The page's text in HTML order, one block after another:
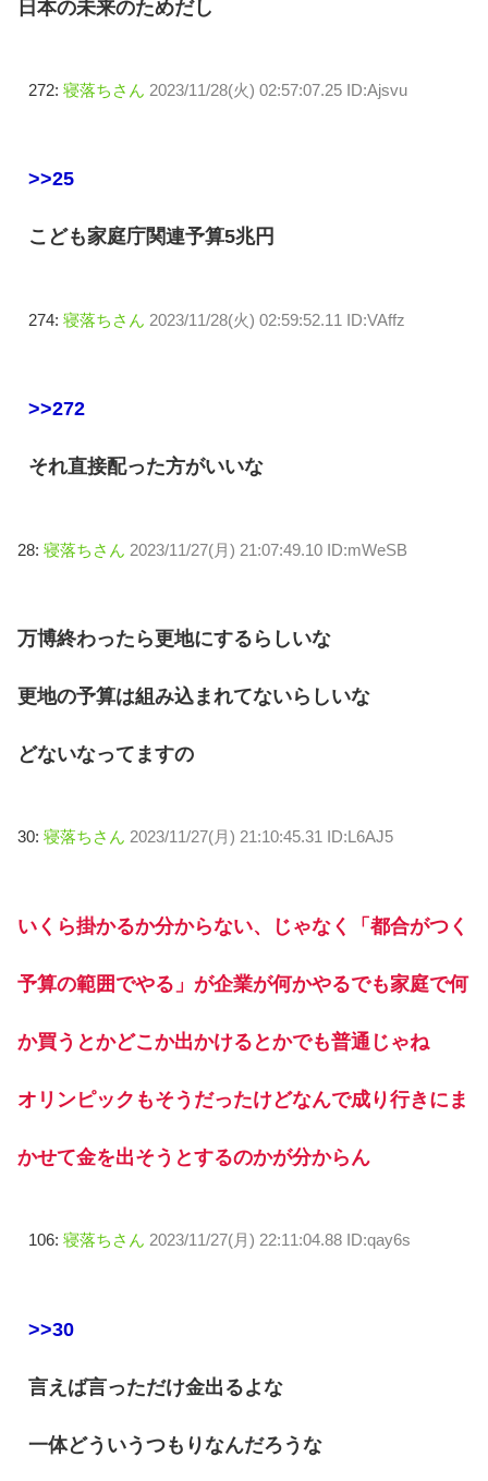
日本の未来のためだし
272: 寝落ちさん 2023/11/28(火) 02:57:07.25 ID:Ajsvu
>>25
こども家庭庁関連予算5兆円
274: 寝落ちさん 2023/11/28(火) 02:59:52.11 ID:VAffz
>>272
それ直接配った方がいいな
28: 寝落ちさん 2023/11/27(月) 21:07:49.10 ID:mWeSB
万博終わったら更地にするらしいな
更地の予算は組み込まれてないらしいな
どないなってますの
30: 寝落ちさん 2023/11/27(月) 21:10:45.31 ID:L6AJ5
いくら掛かるか分からない、じゃなく「都合がつく
予算の範囲でやる」が企業が何かやるでも家庭で何
か買うとかどこか出かけるとかでも普通じゃね
オリンピックもそうだったけどなんで成り行きにま
かせて金を出そうとするのかが分からん
106: 寝落ちさん 2023/11/27(月) 22:11:04.88 ID:qay6s
>>30
言えば言っただけ金出るよな
一体どういうつもりなんだろうな